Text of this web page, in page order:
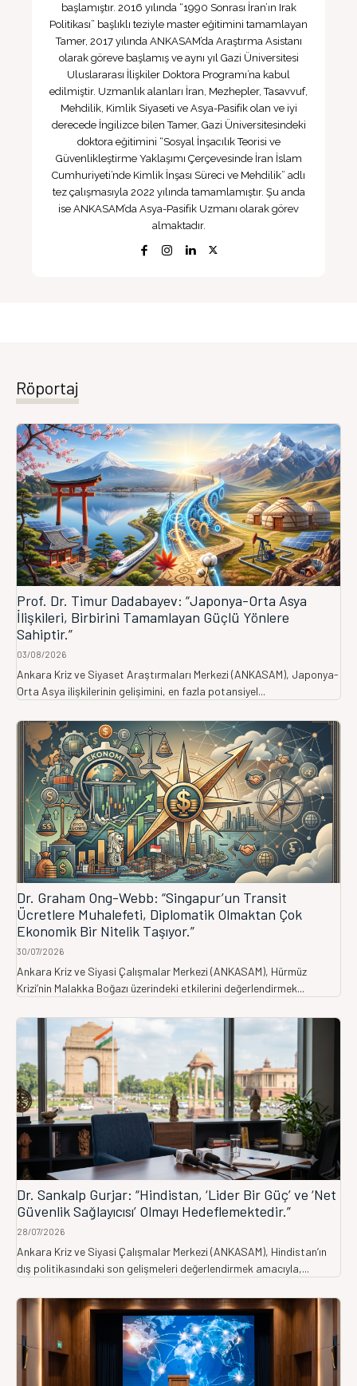
başlamıştır. 2016 yılında “1990 Sonrası İran’ın Irak
Politikası” başlıklı teziyle master eğitimini tamamlayan
Tamer, 2017 yılında ANKASAM’da Araştırma Asistanı
olarak göreve başlamış ve aynı yıl Gazi Üniversitesi
Uluslararası İlişkiler Doktora Programı’na kabul
edilmiştir. Uzmanlık alanları İran, Mezhepler, Tasavvuf,
Mehdilik, Kimlik Siyaseti ve Asya-Pasifik olan ve iyi
derecede İngilizce bilen Tamer, Gazi Üniversitesindeki
doktora eğitimini “Sosyal İnşacılık Teorisi ve
Güvenlikleştirme Yaklaşımı Çerçevesinde İran İslam
Cumhuriyeti’nde Kimlik İnşası Süreci ve Mehdilik” adlı
tez çalışmasıyla 2022 yılında tamamlamıştır. Şu anda
ise ANKASAM’da Asya-Pasifik Uzmanı olarak görev
almaktadır.
Röportaj
Prof. Dr. Timur Dadabayev: “Japonya-Orta Asya
İlişkileri, Birbirini Tamamlayan Güçlü Yönlere
Sahiptir.”
03/08/2026
Ankara Kriz ve Siyaset Araştırmaları Merkezi (ANKASAM), Japonya-
Orta Asya ilişkilerinin gelişimini, en fazla potansiyel...
Dr. Graham Ong-Webb: “Singapur’un Transit
Ücretlere Muhalefeti, Diplomatik Olmaktan Çok
Ekonomik Bir Nitelik Taşıyor.”
30/07/2026
Ankara Kriz ve Siyasi Çalışmalar Merkezi (ANKASAM), Hürmüz
Krizi’nin Malakka Boğazı üzerindeki etkilerini değerlendirmek...
Dr. Sankalp Gurjar: “Hindistan, ‘Lider Bir Güç’ ve ‘Net
Güvenlik Sağlayıcısı’ Olmayı Hedeflemektedir.”
28/07/2026
Ankara Kriz ve Siyasi Çalışmalar Merkezi (ANKASAM), Hindistan’ın
dış politikasındaki son gelişmeleri değerlendirmek amacıyla,...